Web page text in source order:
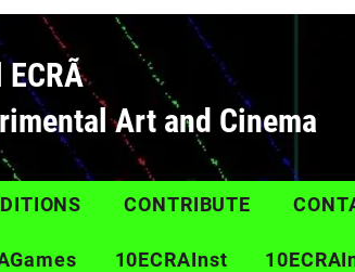
Art and Cinema
CONTRIBUTE
10ECRAInst